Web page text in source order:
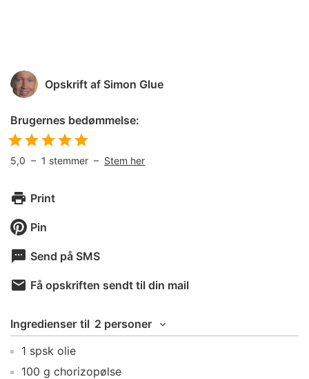
Opskrift af Simon Glue
Brugernes bedømmelse:
5,0 – 1 stemmer – Stem her
Print
Pin
Send på SMS
Få opskriften sendt til din mail
Ingredienser til 2 personer
1 spsk olie
100 g chorizopølse